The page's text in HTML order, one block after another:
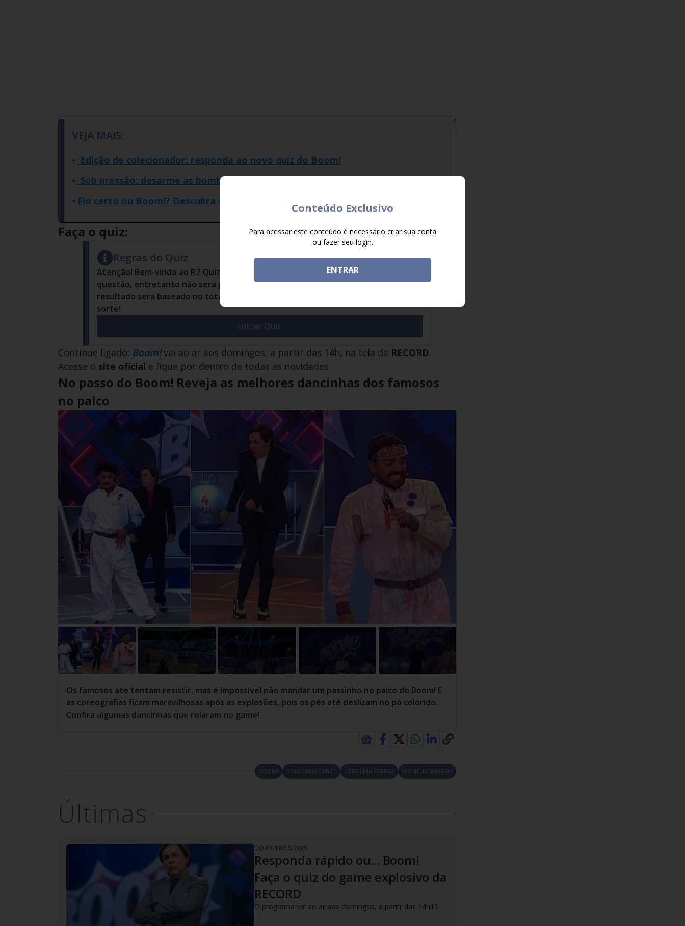
VEJA MAIS:
Edição de colecionador: responda ao novo quiz do Boom!
Sob pressão: desarme as bombas no quiz do Boom!
Fio certo ou Boom!? Descubra se consegue desarmar as bombas no quiz
Faça o quiz:
Regras do Quiz
Atenção! Bem-vindo ao R7 Quiz. Não há um limite de tempo para responder cada
questão, entretanto não será possível retornar para alterar sua resposta. Seu
resultado será baseado no total de acertos ou de pontos! Preste atenção e boa
sorte!
Iniciar Quiz
Continue ligado: Boom!vai ao ar aos domingos, a partir das 14h, na tela da RECORD.
Acesse o site oficial e fique por dentro de todas as novidades.
No passo do Boom! Reveja as melhores dancinhas dos famosos
no palco
Os famosos até tentam resistir, mas é impossível não mandar um passinho no palco do Boom! E
as coreografias ficam maravilhosas após as explosões, pois os pés até deslizam no pó colorido.
Confira algumas dancinhas que rolaram no game!
BOOM! TOM CAVALCANTE CAROLINA FERRAZ MICHELLE BARROS
Últimas
DO R7/10/06/2026
Responda rápido ou... Boom!
Faça o quiz do game explosivo da
RECORD
O programa vai ao ar aos domingos, a partir das 14h15
Conteúdo Exclusivo
Para acessar este conteúdo é necessário criar sua conta
ou fazer seu login.
ENTRAR